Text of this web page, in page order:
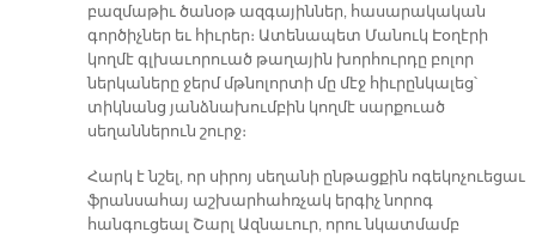
բազմաթիւ ծանօթ ազգայիններ, հասարակական
գործիչներ եւ հիւրեր։ Ատենապետ Մանուկ Էօղէրի
կողմէ գլխաւորուած թաղային խորհուրդը բոլոր
ներկաները ջերմ մթնոլորտի մը մէջ հիւրընկալեց՝
տիկնանց յանձնախումբին կողմէ սարքուած
սեղաններուն շուրջ։
Հարկ է նշել, որ սիրոյ սեղանի ընթացքին ոգեկոչուեցաւ
ֆրանսահայ աշխարհահռչակ երգիչ նորոգ
հանգուցեալ Շարլ Ազնաւուր, որու նկատմամբ